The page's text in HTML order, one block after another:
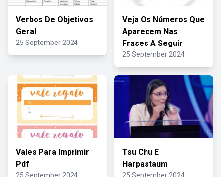
Verbos De Objetivos
Geral
25 September 2024
Veja Os Números Que
Aparecem Nas
Frases A Seguir
25 September 2024
Vales Para Imprimir
Pdf
25 September 2024
Tsu Chu E
Harpastaum
25 September 2024